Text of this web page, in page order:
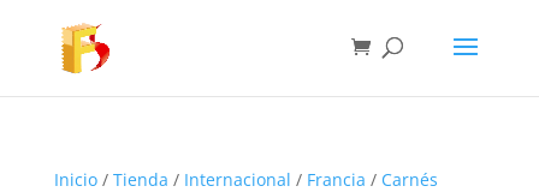
Inicio/ Tienda / Internacional / Francia / Carnés